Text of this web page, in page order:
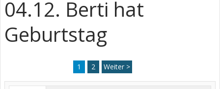
04.12. Berti hat
Geburtstag
1 2 Weiter >